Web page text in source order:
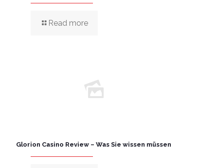
Read more
Glorion Casino Review – Was Sie wissen müssen